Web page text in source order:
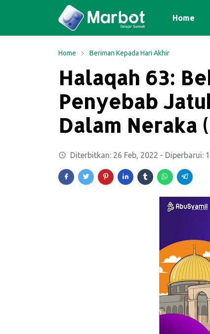
Home
Home Beriman Kepada Hari Akhir
Halaqah 63:
Penyebab
Dalam Neraka
Diterbitkan: 26 Feb, 2022 - Diperbarui: